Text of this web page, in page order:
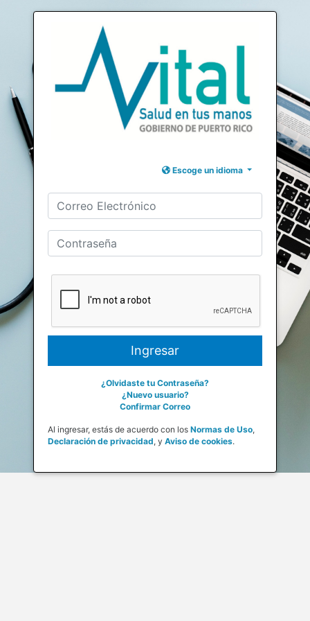
Escoge un idioma
¿Olvidaste tu Contraseña?
¿Nuevo usuario?
Confirmar Correo
Al ingresar, estás de acuerdo con los Normas de Uso,
Declaración de privacidad, y Aviso de cookies.